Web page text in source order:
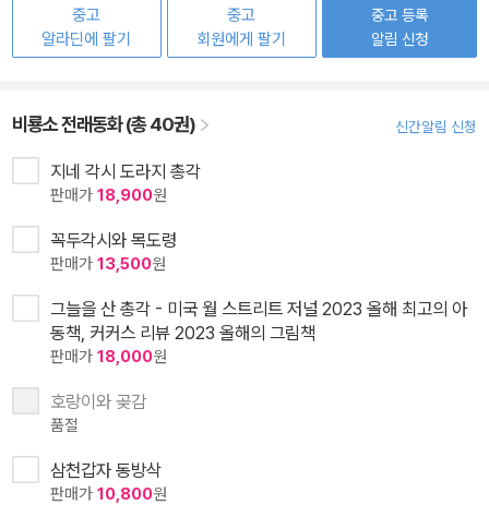
중고
알라딘에 팔기
중고
회원에게 팔기
중고 등록
알림 신청
비룡소 전래동화 (총 40권) 신간알림 신청
지네 각시 도라지 총각
판매가 18,900원
꼭두각시와 목도령
판매가 13,500원
그늘을 산 총각 - 미국 월 스트리트 저널 2023 올해 최고의 아
동책, 커커스 리뷰 2023 올해의 그림책
판매가 18,000원
호랑이와 곶감
품절
삼천갑자 동방삭
판매가 10,800원